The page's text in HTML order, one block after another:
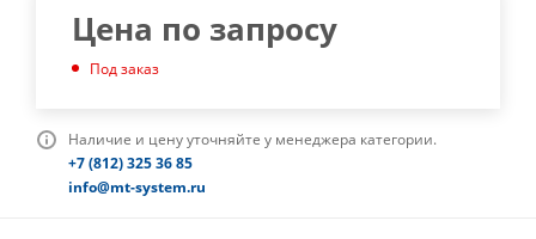
Цена по запросу
Под заказ
Наличие и цену уточняйте у менеджера категории.
+7 (812) 325 36 85
info@mt-system.ru